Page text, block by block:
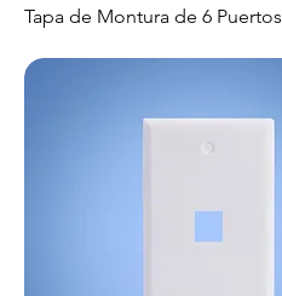
Tapa de Montura de 6 Puertos